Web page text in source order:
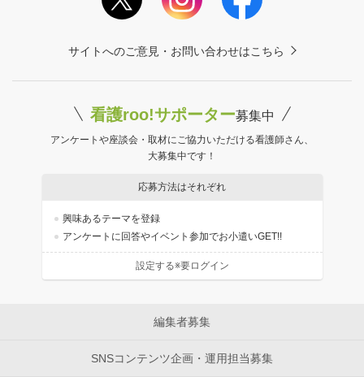
サイトへのご意見・お問い合わせはこちら
看護roo!サポーター募集中
アンケートや座談会・取材にご協力いただける看護師さん、
大募集中です！
応募方法はそれぞれ
興味あるテーマを登録
アンケートに回答やイベント参加でお小遣いGET!!
設定する※要ログイン
編集者募集
SNSコンテンツ企画・運用担当募集